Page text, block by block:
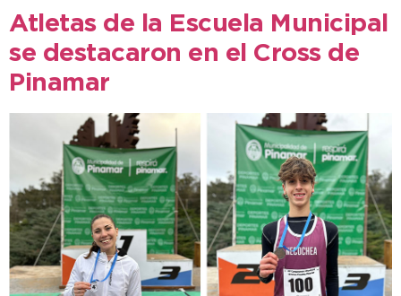
Atletas de la Escuela Municipal
se destacaron en el Cross de
Pinamar